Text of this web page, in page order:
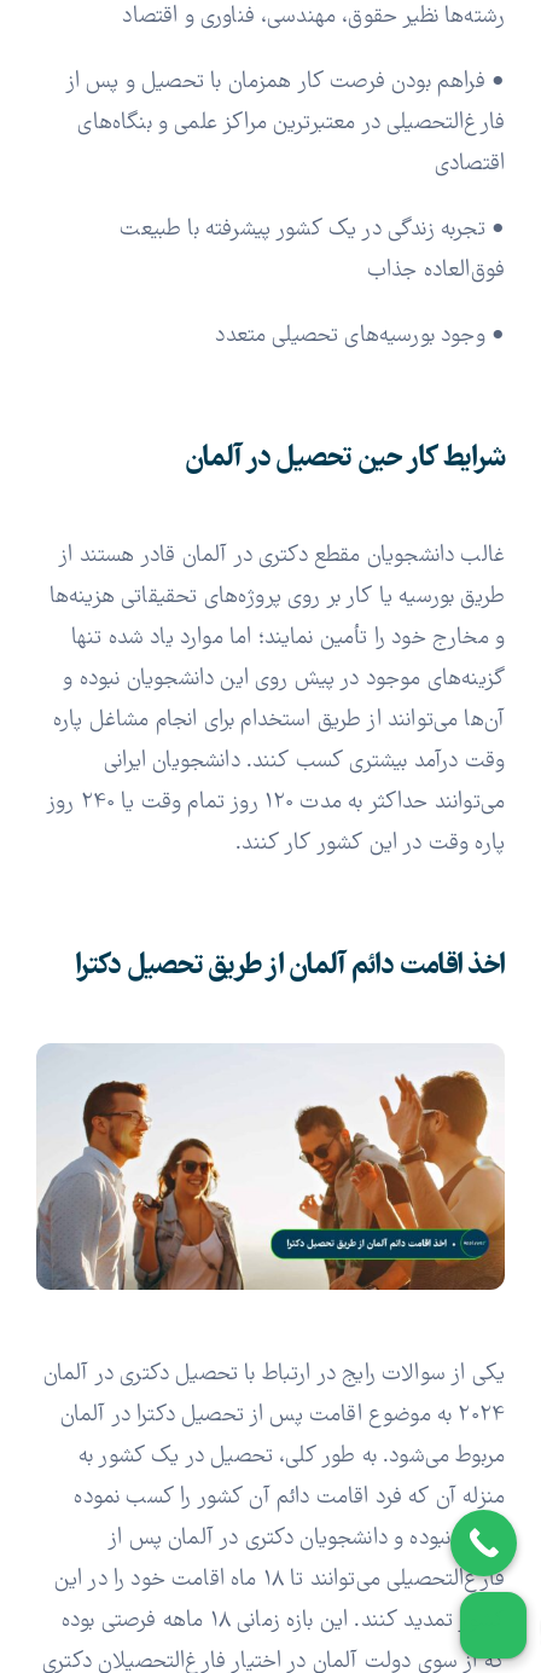
رشته‌ها نظیر حقوق، مهندسی، فناوری و اقتصاد
• فراهم بودن فرصت کار همزمان با تحصیل و پس از
فارغ‌التحصیلی در معتبرترین مراکز علمی و بنگاه‌های
اقتصادی
• تجربه زندگی در یک کشور پیشرفته با طبیعت
فوق‌العاده جذاب
• وجود بورسیه‌های تحصیلی متعدد
شرایط کار حین تحصیل در آلمان
غالب دانشجویان مقطع دکتری در آلمان قادر هستند از
طریق بورسیه یا کار بر روی پروژه‌های تحقیقاتی هزینه‌ها
و مخارج خود را تأمین نمایند؛ اما موارد یاد شده تنها
گزینه‌های موجود در پیش روی این دانشجویان نبوده و
آن‌ها می‌توانند از طریق استخدام برای انجام مشاغل پاره
وقت درآمد بیشتری کسب کنند. دانشجویان ایرانی
می‌توانند حداکثر به مدت 120 روز تمام وقت یا 240 روز
پاره وقت در این کشور کار کنند.
اخذ اقامت دائم آلمان از طریق تحصیل دکترا
یکی از سوالات رایج در ارتباط با تحصیل دکتری در آلمان
2024 به موضوع اقامت پس از تحصیل دکترا در آلمان
مربوط می‌شود. به طور کلی، تحصیل در یک کشور به
منزله آن که فرد اقامت دائم آن کشور را کسب نموده
است، نبوده و دانشجویان دکتری در آلمان پس از
فارغ‌التحصیلی می‌توانند تا 18 ماه اقامت خود را در این
کشور تمدید کنند. این بازه زمانی 18 ماهه فرصتی بوده
که از سوی دولت آلمان در اختیار فارغ‌التحصیلان دکتری